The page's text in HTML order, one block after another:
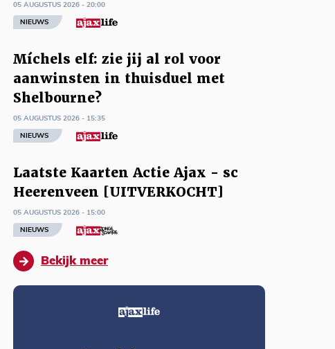
05 AUGUSTUS 2026 - 20:00
NIEUWS
Míchels elf: zie jij al rol voor
aanwinsten in thuisduel met
Shelbourne?
05 AUGUSTUS 2026 - 15:35
NIEUWS
Laatste Kaarten Actie Ajax - sc
Heerenveen [UITVERKOCHT]
05 AUGUSTUS 2026 - 15:00
NIEUWS
Bekijk meer